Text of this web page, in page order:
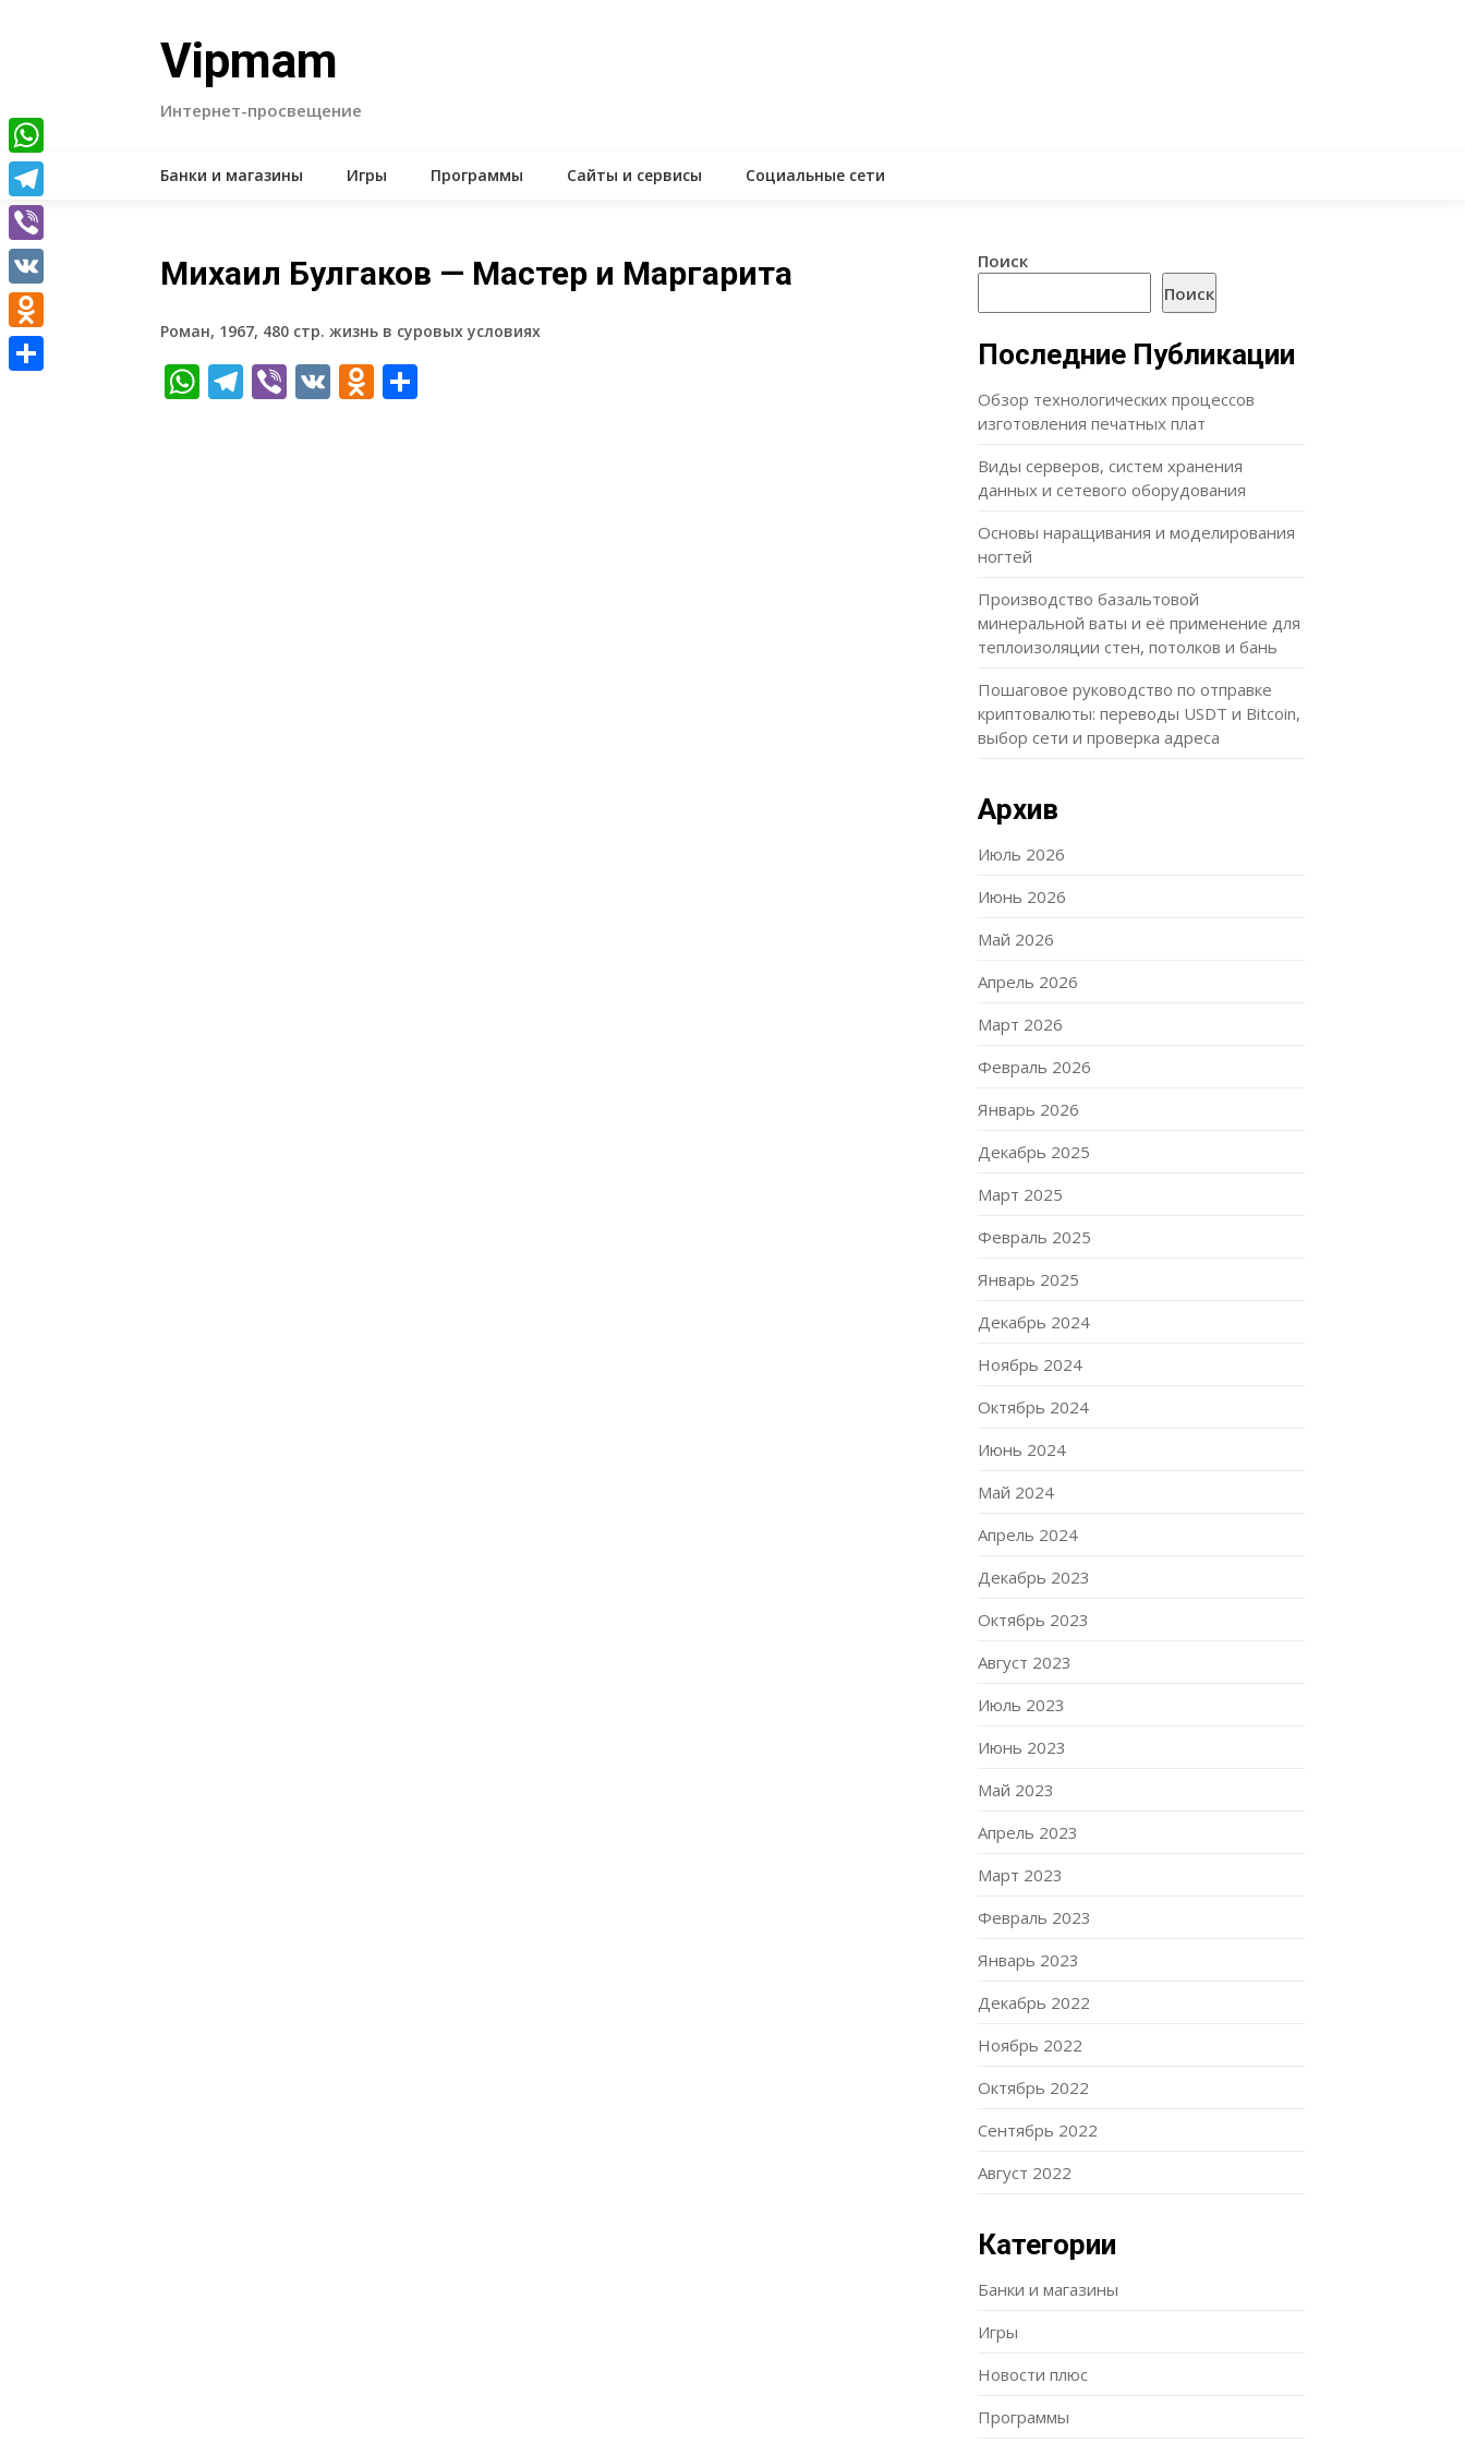
Vipmam
Интернет-просвещение
Банки и магазины Игры Программы Сайты и сервисы Социальные сети
Михаил Булгаков — Мастер и Маргарита
Роман, 1967, 480 стр. жизнь в суровых условиях
WhatsApp
Telegram
Viber
VKOdnoklassniki
Поиск
Поиск
Последние Публикации
Обзор технологических процессов
изготовления печатных плат
Виды серверов, систем хранения
данных и сетевого оборудования
Основы наращивания и моделирования
ногтей
Производство базальтовой
минеральной ваты и её применение для
теплоизоляции стен, потолков и бань
Пошаговое руководство по отправке
криптовалюты: переводы USDT и Bitcoin,
выбор сети и проверка адреса
Архив
Июль 2026
Июнь 2026
Май 2026
Апрель 2026
Март 2026
Февраль 2026
Январь 2026
Декабрь 2025
Март 2025
Февраль 2025
Январь 2025
Декабрь 2024
Ноябрь 2024
Октябрь 2024
Июнь 2024
Май 2024
Апрель 2024
Декабрь 2023
Октябрь 2023
Август 2023
Июль 2023
Июнь 2023
Май 2023
Апрель 2023
Март 2023
Февраль 2023
Январь 2023
Декабрь 2022
Ноябрь 2022
Октябрь 2022
Сентябрь 2022
Август 2022
Категории
Банки и магазины
Игры
Новости плюс
Программы
WhatsApp
Telegram
Viber
VK
Odnoklassniki